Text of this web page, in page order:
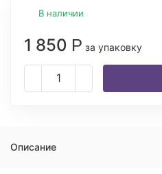
В наличии
1 850 Р за упаковку
Описание